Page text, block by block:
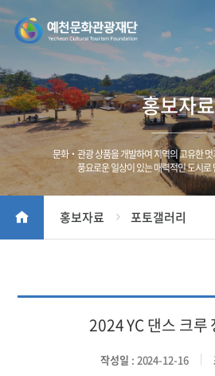
홍보자료
문화‧관광 상품을 개발하여 지역의 고유한
풍요로운 일상이 있는 매력적인 도시로
홍보자료 포토갤러리
2024 YC 댄스 크루
작성일 : 2024-12-16